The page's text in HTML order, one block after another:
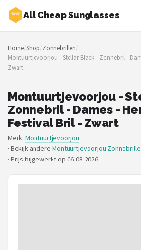
All Cheap Sunglasses
Zoeken
NAVIGATIE
Shop
Merken
Blog
Zonnebrillen
Baby zonnebrillen
Home/Shop/Zonnebrillen/
Montuurtjevoorjou - Stellar Black - Zonnebril -
Zwart
Montuurtjevoorjou -
Zonnebril - Dames -
Festival Bril - Zwart
Merk: Montuurtjevoorjou
· Bekijk andere Montuurtjevoorjou
· Prijs bijgewerkt op 06-08-2026